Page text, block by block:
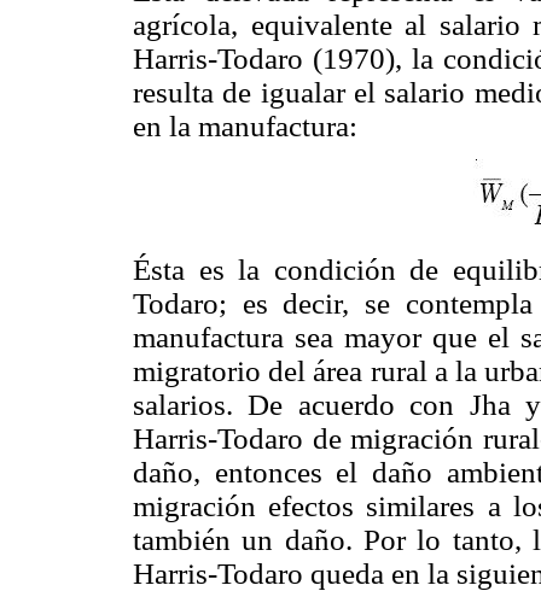
agrícola, equivalente al
Harris-Todaro (1970), la
resulta de igualar el salario
en la manufactura:
Ésta es la condición de
Todaro; es decir, se
manufactura sea mayor que el
migratorio del área rural a la
salarios. De acuerdo con
Harris-Todaro de migración
daño, entonces el daño
migración efectos similares a
también un daño. Por lo
Harris-Todaro queda en la